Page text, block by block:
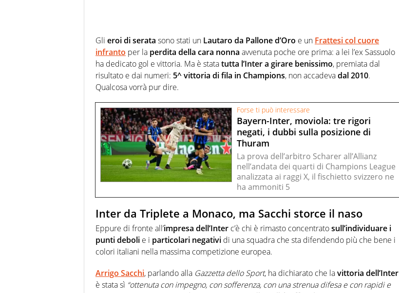
Gli eroi di serata sono stati un Lautaro da Pallone d’Oro e un Frattesi col cuore
infranto per la perdita della cara nonna avvenuta poche ore prima: a lei l’ex Sassuolo
ha dedicato gol e vittoria. Ma è statatutta l’Inter a girare benissimo, premiata dal
risultato e dai numeri: 5^ vittoria di fila in Champions, non accadevadal 2010.
Qualcosa vorrà pur dire.
Forse ti può interessare
Bayern-Inter, moviola: tre rigori
negati, i dubbi sulla posizione di
Thuram
La prova dell’arbitro Scharer all’Allianz
nell’andata dei quarti di Champions League
analizzata ai raggi X, il fischietto svizzero ne
ha ammoniti 5
Inter da Triplete a Monaco, ma Sacchi storce il naso
Eppure di fronte all’impresa dell’Inter c’è chi è rimasto concentratosull’individuare i
punti deboli e i particolari negativi di una squadra che sta difendendo più che bene i
colori italiani nella massima competizione europea.
Arrigo Sacchi, parlando alla Gazzetta dello Sport, ha dichiarato che lavittoria dell’Inter
è stata sì “ottenuta con impegno, con sofferenza, con una strenua difesa e con rapidi e